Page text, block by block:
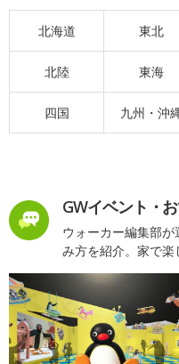
北海道 東北
北陸 東海
四国 九州・沖
GWイベント・
ウォーカー編集部
み方を紹介。家で楽